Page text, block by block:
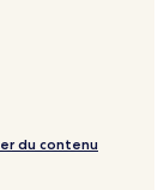
du contenu